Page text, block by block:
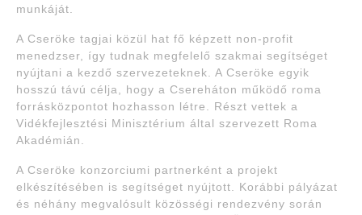
munkáját.
A Cseröke tagjai közül hat fő képzett non-profit
menedzser, így tudnak megfelelő szakmai segítséget
nyújtani a kezdő szervezeteknek. A Cseröke egyik
hosszú távú célja, hogy a Csereháton működő roma
forrásközpontot hozhasson létre. Részt vettek a
Vidékfejlesztési Minisztérium által szervezett Roma
Akadémián.
A Cseröke konzorciumi partnerként a projekt
elkészítésében is segítséget nyújtott. Korábbi pályázat
és néhány megvalósult közösségi rendezvény során